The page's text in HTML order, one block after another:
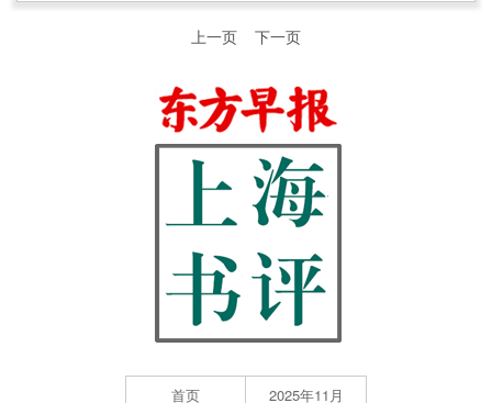
上一页 下一页
首页 2025年11月